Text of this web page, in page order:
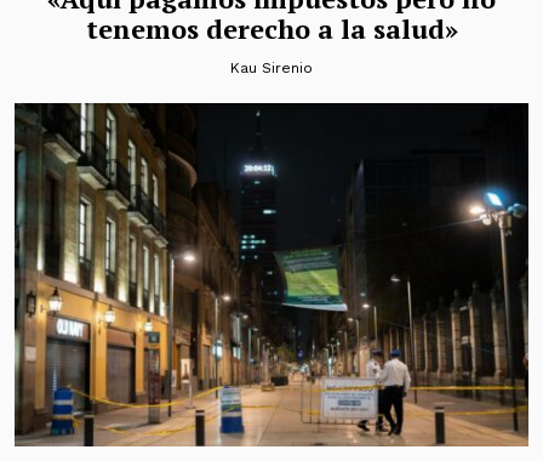
tenemos derecho a la salud»
Kau Sirenio